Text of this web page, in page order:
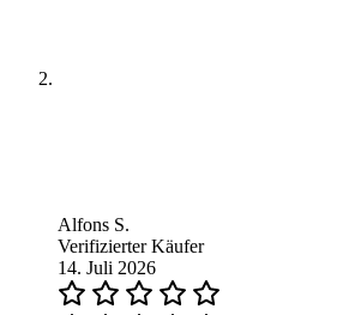
Alfons S.
Verifizierter Käufer
14. Juli 2026